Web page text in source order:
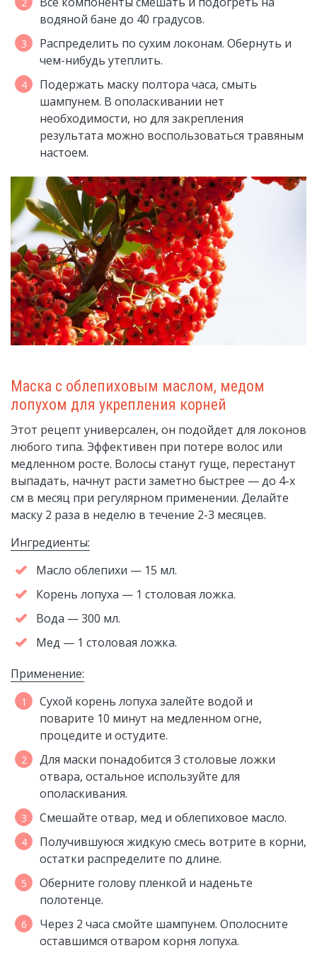
водяной бане до 40 градусов.
Распределить по сухим локонам. Обернуть и
чем-нибудь утеплить.
Подержать маску полтора часа, смыть
шампунем. В ополаскивании нет
необходимости, но для закрепления
результата можно воспользоваться травяным
настоем.
Маска с облепиховым маслом, медом
лопухом для укрепления корней
Этот рецепт универсален, он подойдет для локонов
любого типа. Эффективен при потере волос или
медленном росте. Волосы станут гуще, перестанут
выпадать, начнут расти заметно быстрее — до 4-х
см в месяц при регулярном применении. Делайте
маску 2 раза в неделю в течение 2-3 месяцев.
Ингредиенты:
Масло облепихи — 15 мл.
Корень лопуха — 1 столовая ложка.
Вода — 300 мл.
Мед — 1 столовая ложка.
Применение:
Сухой корень лопуха залейте водой и
поварите 10 минут на медленном огне,
процедите и остудите.
Для маски понадобится 3 столовые ложки
отвара, остальное используйте для
ополаскивания.
Смешайте отвар, мед и облепиховое масло.
Получившуюся жидкую смесь вотрите в корни,
остатки распределите по длине.
Оберните голову пленкой и наденьте
полотенце.
Через 2 часа смойте шампунем. Ополосните
оставшимся отваром корня лопуха.